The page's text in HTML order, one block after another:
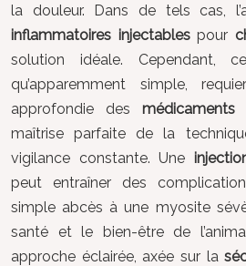
la douleur. Dans de tels cas,
inflammatoires injectables pour
solution idéale. Cependant,
qu’apparemment simple,
approfondie des
maîtrise parfaite de la
vigilance constante. Une
peut entraîner des
simple abcès à une myosite
santé et le bien-être de
approche éclairée, axée sur la